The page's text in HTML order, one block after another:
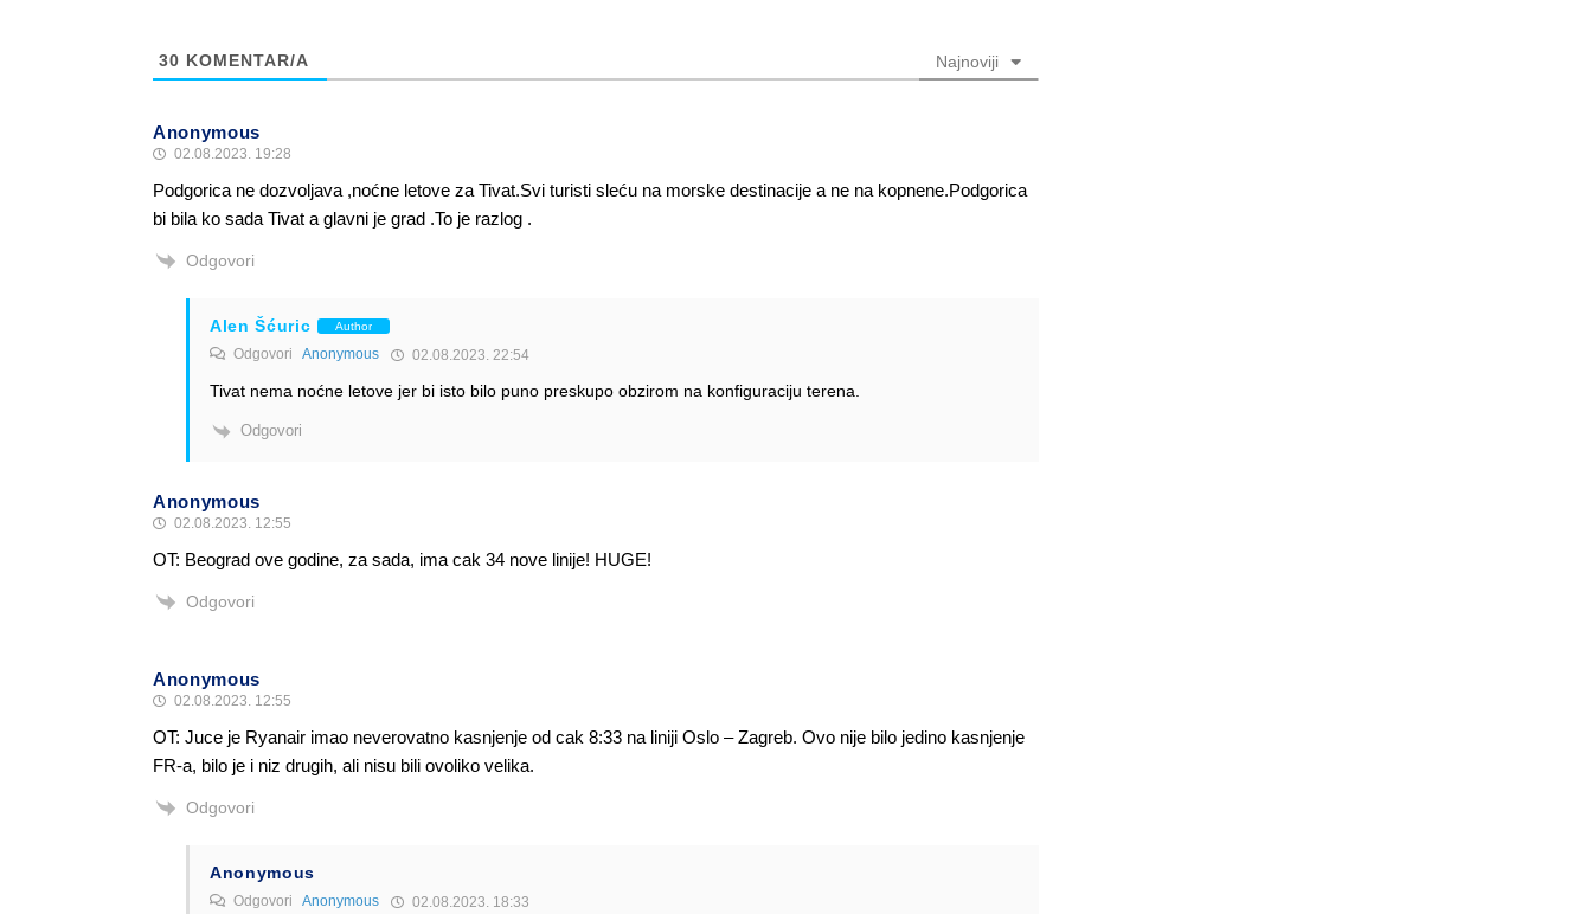
30 KOMENTAR/A Najnoviji
Anonymous
02.08.2023. 19:28
Podgorica ne dozvoljava ,noćne letove za Tivat.Svi turisti sleću na morske destinacije a ne na kopnene.Podgorica
bi bila ko sada Tivat a glavni je grad .To je razlog .
Odgovori
Alen Šćuric Author
Odgovori Anonymous 02.08.2023. 22:54
Tivat nema noćne letove jer bi isto bilo puno preskupo obzirom na konfiguraciju terena.
Odgovori
Anonymous
02.08.2023. 12:55
OT: Beograd ove godine, za sada, ima cak 34 nove linije! HUGE!
Odgovori
Anonymous
02.08.2023. 12:55
OT: Juce je Ryanair imao neverovatno kasnjenje od cak 8:33 na liniji Oslo – Zagreb. Ovo nije bilo jedino kasnjenje
FR-a, bilo je i niz drugih, ali nisu bili ovoliko velika.
Odgovori
Anonymous
Odgovori Anonymous 02.08.2023. 18:33